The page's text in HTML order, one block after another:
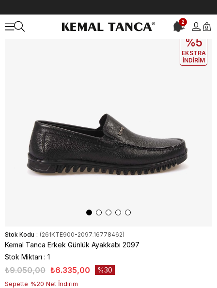
2
2 0
EKLE5
%5
EKSTRA
İNDİRİM
Stok Kodu (261KTE900-2097_16778462)
Kemal Tanca Erkek Günlük Ayakkabı 2097
Stok Miktarı : 1
₺9.050,00 ₺6.335,00 30
Sepette %20 Net İndirim